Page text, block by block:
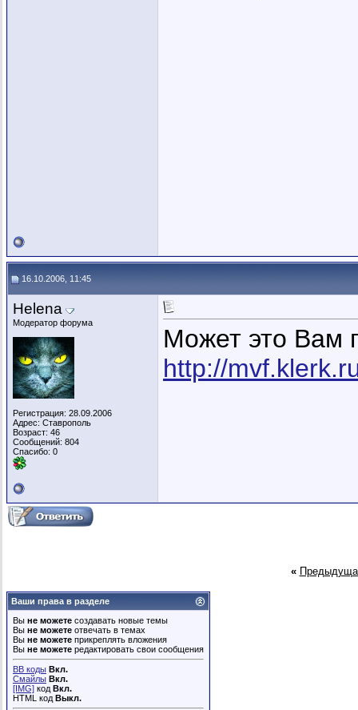
16.10.2006, 11:45
Helena
Модератор форума
Регистрация: 28.09.2006
Адрес: Ставрополь
Возраст: 46
Сообщений: 804
Спасибо: 0
Может это Вам
http://
«
Ваши права в разделе
Вы не можете создавать новые темы
Вы не можете отвечать в темах
Вы не можете прикреплять вложения
Вы не можете редактировать свои сообщения
BB коды Вкл.
Смайлы Вкл.
[IMG] код Вкл.
HTML код Выкл.